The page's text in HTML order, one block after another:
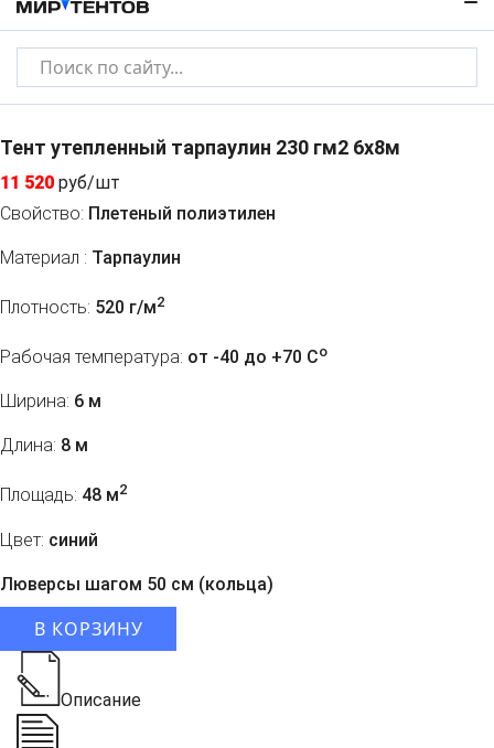
Тент утепленный тарпаулин 230 гм2 6x8м
11 520 руб/шт
Свойство: Плетеный полиэтилен
Материал : Тарпаулин
Плотность: 520 г/м2
Рабочая температура: от -40 до +70 Co
Ширина: 6 м
Длина: 8 м
Площадь: 48 м2
Цвет: синий
Люверсы шагом 50 см (кольца)
В КОРЗИНУ
Описание